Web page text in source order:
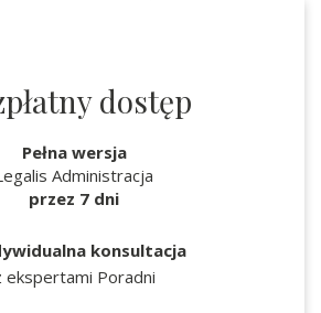
dostęp
Pełna wersja
Administracja
przez 7 dni
konsultacja
ekspertami Poradni